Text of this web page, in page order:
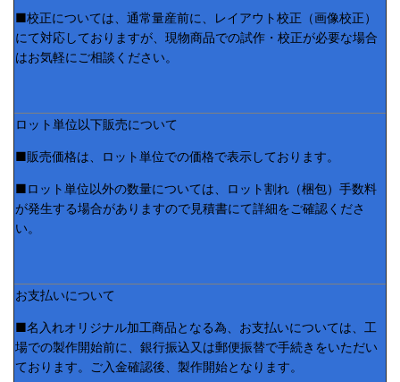
■校正については、通常量産前に、レイアウト校正（画像校正）
にて対応しておりますが、現物商品での試作・校正が必要な場合
はお気軽にご相談ください。
ロット単位以下販売について
■販売価格は、ロット単位での価格で表示しております。
■ロット単位以外の数量については、ロット割れ（梱包）手数料
が発生する場合がありますので見積書にて詳細をご確認くださ
い。
お支払いについて
■名入れオリジナル加工商品となる為、お支払いについては、工
場での製作開始前に、銀行振込又は郵便振替で手続きをいただい
ております。ご入金確認後、製作開始となります。